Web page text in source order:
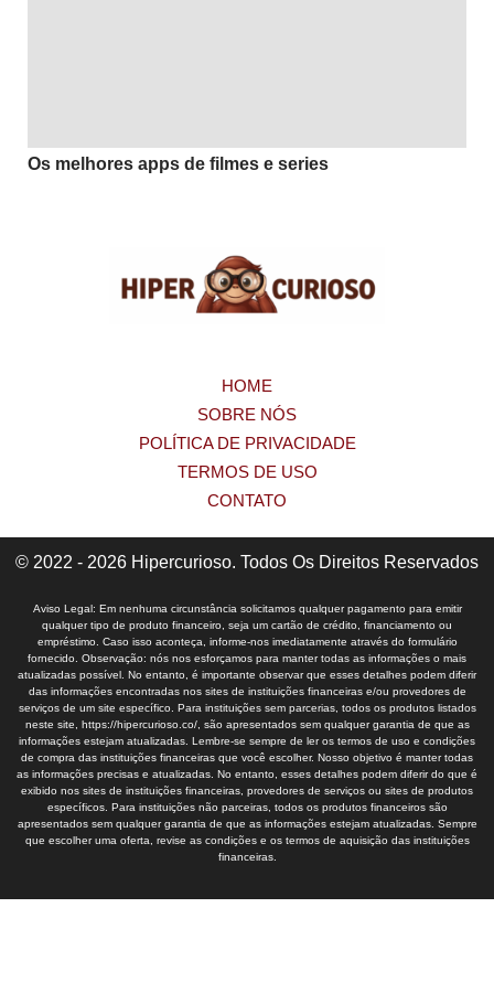
Os melhores apps de filmes e series
HOME
SOBRE NÓS
POLÍTICA DE PRIVACIDADE
TERMOS DE USO
CONTATO
© 2022 - 2026 Hipercurioso. Todos Os Direitos Reservados
Aviso Legal: Em nenhuma circunstância solicitamos qualquer pagamento para emitir
qualquer tipo de produto financeiro, seja um cartão de crédito, financiamento ou
empréstimo. Caso isso aconteça, informe-nos imediatamente através do formulário
fornecido. Observação: nós nos esforçamos para manter todas as informações o mais
atualizadas possível. No entanto, é importante observar que esses detalhes podem diferir
das informações encontradas nos sites de instituições financeiras e/ou provedores de
serviços de um site específico. Para instituições sem parcerias, todos os produtos listados
neste site, https://hipercurioso.co/, são apresentados sem qualquer garantia de que as
informações estejam atualizadas. Lembre-se sempre de ler os termos de uso e condições
de compra das instituições financeiras que você escolher. Nosso objetivo é manter todas
as informações precisas e atualizadas. No entanto, esses detalhes podem diferir do que é
exibido nos sites de instituições financeiras, provedores de serviços ou sites de produtos
específicos. Para instituições não parceiras, todos os produtos financeiros são
apresentados sem qualquer garantia de que as informações estejam atualizadas. Sempre
que escolher uma oferta, revise as condições e os termos de aquisição das instituições
financeiras.